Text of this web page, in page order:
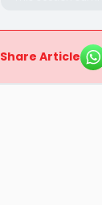
Share Article